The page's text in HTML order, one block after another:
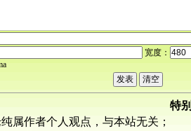
宽度：
特
属作者个人观点，与本站无关；